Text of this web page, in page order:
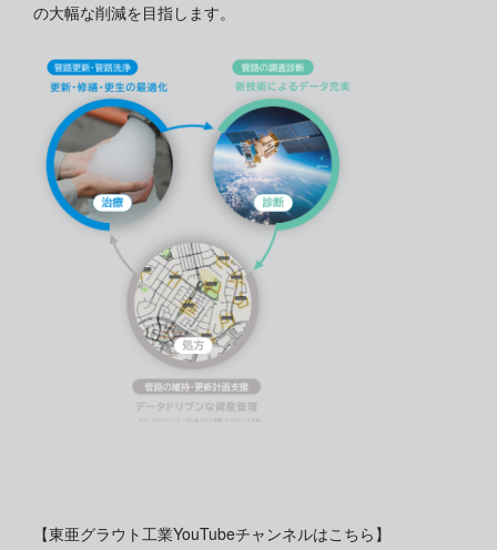
の大幅な削減を目指します。
【東亜グラウト工業YouTubeチャンネルはこちら】